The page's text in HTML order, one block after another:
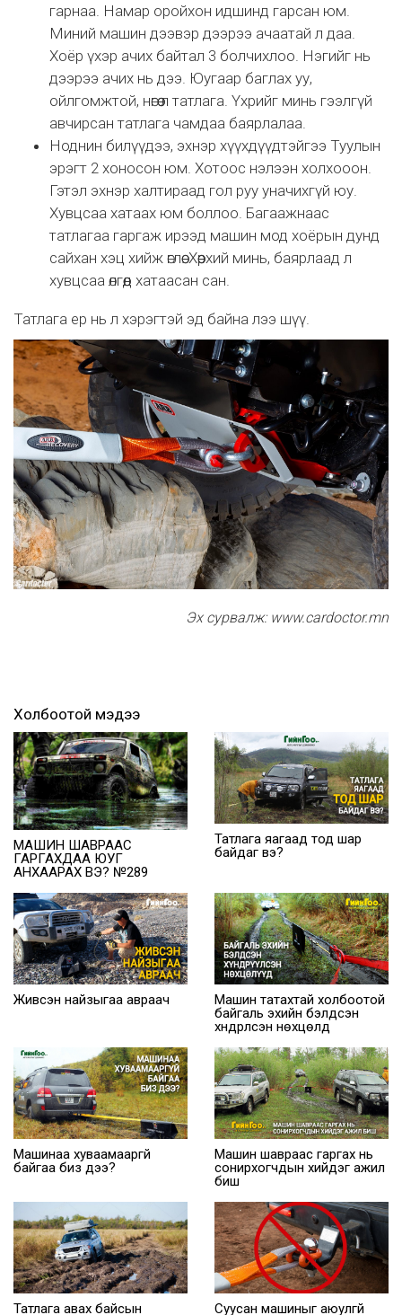
гарнаа. Намар оройхон идшинд гарсан юм.
Миний машин дээвэр дээрээ ачаатай л даа.
Хоёр үхэр ачих байтал 3 болчихлоо. Нэгийг нь
дээрээ ачих нь дээ. Юугаар баглах уу,
ойлгомжтой, нөгөө л татлага. Үхрийг минь гээлгүй
авчирсан татлага чамдаа баярлалаа.
Ноднин билүүдээ, эхнэр хүүхдүүдтэйгээ Туулын
эрэгт 2 хоносон юм. Хотоос нэлээн холхооон.
Гэтэл эхнэр халтираад гол руу уначихгүй юу.
Хувцсаа хатаах юм боллоо. Багаажнаас
татлагаа гаргаж ирээд машин мод хоёрын дунд
сайхан хэц хийж өглөө. Хөөрхий минь, баярлаад л
хувцсаа өлгөөд хатаасан сан.
Татлага ер нь л хэрэгтэй эд байна лээ шүү.
Эх сурвалж: www.cardoctor.mn
Холбоотой мэдээ
МАШИН ШАВРААС
ГАРГАХДАА ЮУГ
АНХААРАХ ВЭ? №289
Татлага яагаад тод шар
байдаг вэ?
Живсэн найзыгаа авраач
Машин татахтай холбоотой
байгаль эхийн бэлдсэн
хүндрүүлсэн нөхцөлүүд
Машинаа хуваамааргүй
байгаа биз дээ?
Машин шавраас гаргах нь
сонирхогчдын хийдэг ажил
биш
Татлага авах байсын
Суусан машиныг аюулгүй